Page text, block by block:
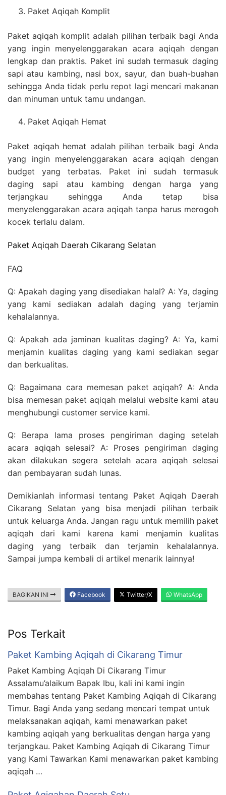
Paket Aqiqah Komplit
Paket aqiqah komplit adalah pilihan terbaik bagi Anda
yang ingin menyelenggarakan acara aqiqah dengan
lengkap dan praktis. Paket ini sudah termasuk daging
sapi atau kambing, nasi box, sayur, dan buah-buahan
sehingga Anda tidak perlu repot lagi mencari makanan
dan minuman untuk tamu undangan.
Paket Aqiqah Hemat
Paket aqiqah hemat adalah pilihan terbaik bagi Anda
yang ingin menyelenggarakan acara aqiqah dengan
budget yang terbatas. Paket ini sudah termasuk
daging sapi atau kambing dengan harga yang
terjangkau sehingga Anda tetap bisa
menyelenggarakan acara aqiqah tanpa harus merogoh
kocek terlalu dalam.
Paket Aqiqah Daerah Cikarang Selatan
FAQ
Q: Apakah daging yang disediakan halal? A: Ya, daging
yang kami sediakan adalah daging yang terjamin
kehalalannya.
Q: Apakah ada jaminan kualitas daging? A: Ya, kami
menjamin kualitas daging yang kami sediakan segar
dan berkualitas.
Q: Bagaimana cara memesan paket aqiqah? A: Anda
bisa memesan paket aqiqah melalui website kami atau
menghubungi customer service kami.
Q: Berapa lama proses pengiriman daging setelah
acara aqiqah selesai? A: Proses pengiriman daging
akan dilakukan segera setelah acara aqiqah selesai
dan pembayaran sudah lunas.
Demikianlah informasi tentang Paket Aqiqah Daerah
Cikarang Selatan yang bisa menjadi pilihan terbaik
untuk keluarga Anda. Jangan ragu untuk memilih paket
aqiqah dari kami karena kami menjamin kualitas
daging yang terbaik dan terjamin kehalalannya.
Sampai jumpa kembali di artikel menarik lainnya!
BAGIKAN INI Facebook Twitter/X WhatsApp
Pos Terkait
Paket Kambing Aqiqah di Cikarang Timur
Paket Kambing Aqiqah Di Cikarang Timur
Assalamu’alaikum Bapak Ibu, kali ini kami ingin
membahas tentang Paket Kambing Aqiqah di Cikarang
Timur. Bagi Anda yang sedang mencari tempat untuk
melaksanakan aqiqah, kami menawarkan paket
kambing aqiqah yang berkualitas dengan harga yang
terjangkau. Paket Kambing Aqiqah di Cikarang Timur
yang Kami Tawarkan Kami menawarkan paket kambing
aqiqah …